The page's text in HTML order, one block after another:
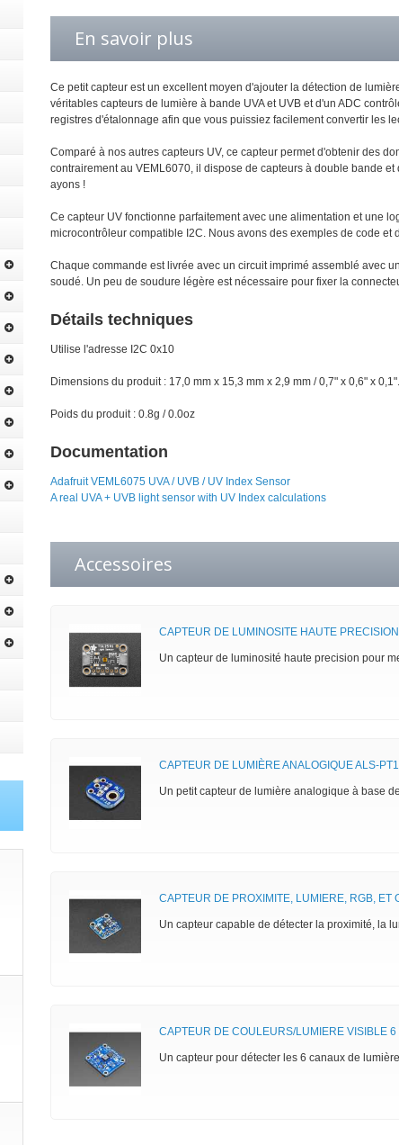
En savoir plus
Ce petit capteur est un excellent moyen d'ajouter la détection de
véritables capteurs de lumière à bande UVA et UVB et d'un ADC
registres d'étalonnage afin que vous puissiez facilement convertir les
Comparé à nos autres capteurs UV, ce capteur permet d'obtenir des
contrairement au VEML6070, il dispose de capteurs à double bande
ayons !
Ce capteur UV fonctionne parfaitement avec une alimentation et une
microcontrôleur compatible I2C. Nous avons des exemples de code
Chaque commande est livrée avec un circuit imprimé assemblé avec
soudé. Un peu de soudure légère est nécessaire pour fixer la
Détails techniques
Utilise l'adresse I2C 0x10
Dimensions du produit : 17,0 mm x 15,3 mm x 2,9 mm / 0,7" x 0,6" x 0,1".
Poids du produit : 0.8g / 0.0oz
Documentation
Adafruit VEML6075 UVA / UVB / UV Index Sensor
A real UVA + UVB light sensor with UV Index calculations
Accessoires
CAPTEUR DE LUMINOSITE HAUTE
Un capteur de luminosité haute precision pour
CAPTEUR DE LUMIÈRE ANALOGIQUE ALS-
Un petit capteur de lumière analogique à base
CAPTEUR DE PROXIMITE, LUMIERE, RGB, ET
Un capteur capable de détecter la proximité, la
CAPTEUR DE COULEURS/LUMIERE VISIBLE
Un capteur pour détecter les 6 canaux de